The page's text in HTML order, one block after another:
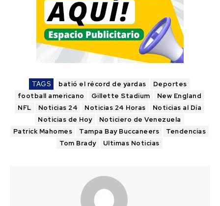
TAGS batió el récord de yardas
Deportes
football americano
Gillette Stadium
New England
NFL
Noticias 24 Noticias 24 Horas
Noticias al Día
Noticias de Hoy
Noticiero de Venezuela
Patrick Mahomes
Tampa Bay Buccaneers
Tendencias
Tom Brady
Ultimas Noticias